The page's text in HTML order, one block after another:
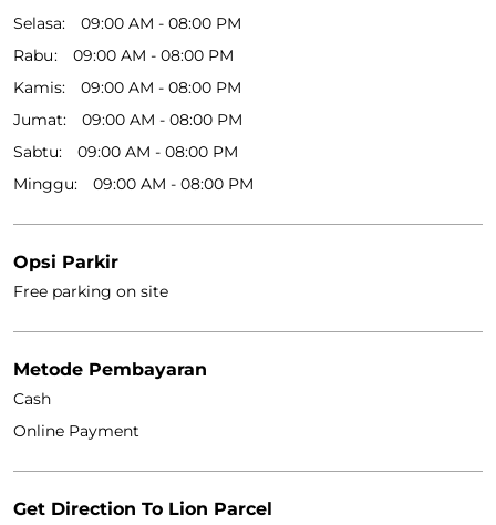
Selasa
09:00 AM - 08:00 PM
Rabu
09:00 AM - 08:00 PM
Kamis
09:00 AM - 08:00 PM
Jumat
09:00 AM - 08:00 PM
Sabtu
09:00 AM - 08:00 PM
Minggu
09:00 AM - 08:00 PM
Opsi Parkir
Free parking on site
Metode Pembayaran
Cash
Online Payment
Get Direction To Lion Parcel